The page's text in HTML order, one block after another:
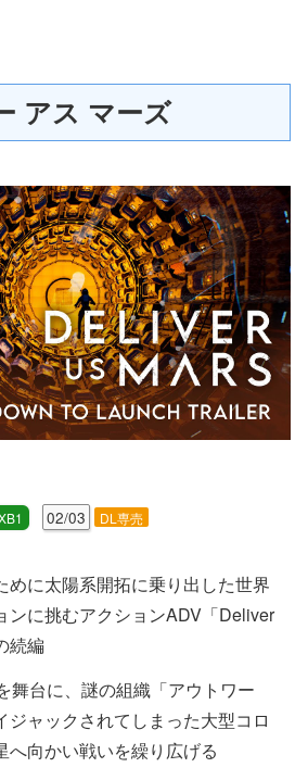
アス マーズ
02/03 DL専売
めに太陽系開拓に乗り出した世界
ンに挑むアクションADV「Deliver
続編
舞台に、謎の組織「アウトワー
ジャックされてしまった大型コロ
へ向かい戦いを繰り広げる